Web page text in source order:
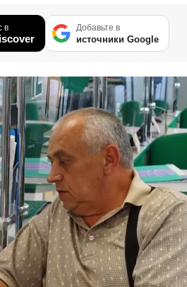
в Добавьте в
источники Google